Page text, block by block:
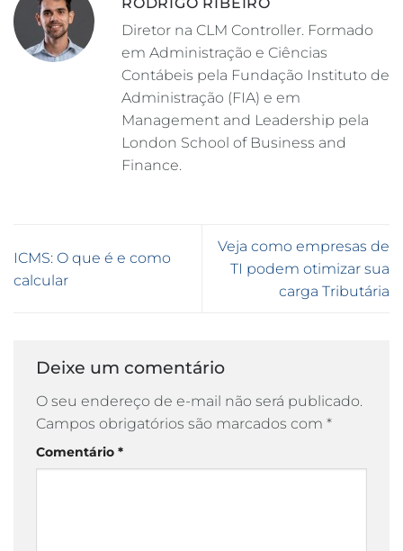
Diretor na CLM Controller. Formado
em Administração e Ciências
Contábeis pela Fundação Instituto de
Administração (FIA) e em
Management and Leadership pela
London School of Business and
Finance.
ICMS: O que é e como
calcular
Veja como empresas de
TI podem otimizar sua
carga Tributária
Deixe um comentário
O seu endereço de e-mail não será publicado.
Campos obrigatórios são marcados com *
Comentário *